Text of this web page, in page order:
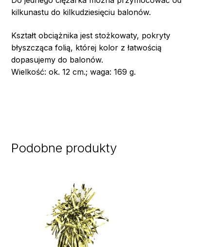
kilkunastu do kilkudziesięciu balonów.
Kształt obciążnika jest stożkowaty, pokryty
błyszcząca folią, której kolor z łatwością
dopasujemy do balonów.
Wielkość: ok. 12 cm.; waga: 169 g.
Podobne produkty